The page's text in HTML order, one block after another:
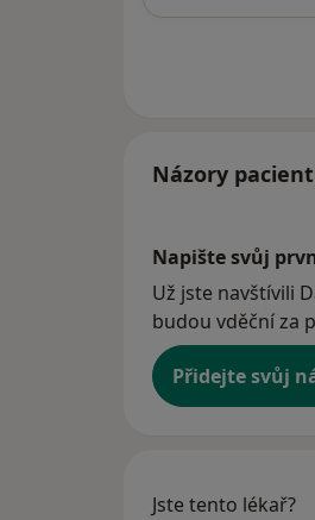
Názory
Napište svůj
Už jste navštívili
budou vděční za
Přidejte svůj
Jste tento lékař?